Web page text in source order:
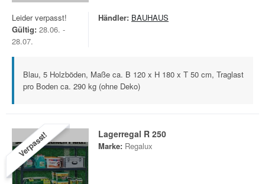
Leider verpasst!
Gültig: 28.06. -
28.07.
Händler: BAUHAUS
Blau, 5 Holzböden, Maße ca. B 120 x H 180 x T 50 cm, Traglast
pro Boden ca. 290 kg (ohne Deko)
Verpasst! Lagerregal R 250
Marke: Regalux